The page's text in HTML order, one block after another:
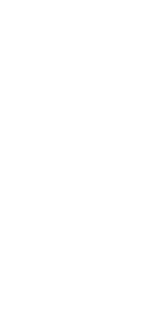
du
la